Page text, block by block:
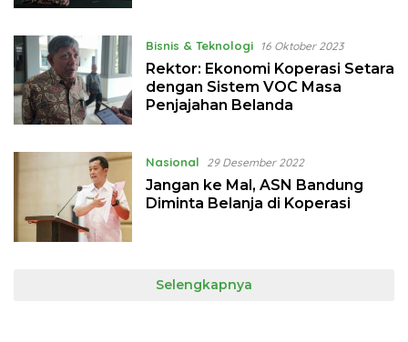
Bisnis & Teknologi 16 Oktober 2023
Rektor: Ekonomi Koperasi Setara
dengan Sistem VOC Masa
Penjajahan Belanda
Nasional 29 Desember 2022
Jangan ke Mal, ASN Bandung
Diminta Belanja di Koperasi
Selengkapnya